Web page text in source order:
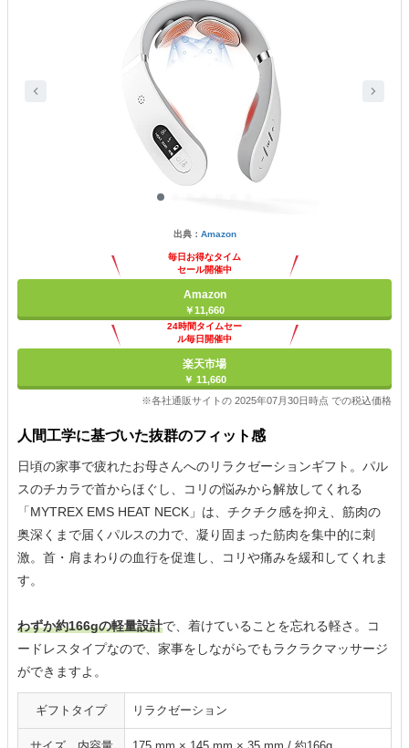
出典： Amazon
毎日お得なタイム
セール開催中
Amazon
￥11,660
24時間タイムセー
ル毎日開催中
楽天市場
￥ 11,660
※各社通販サイトの 2025年07月30日時点 での税込価格
人間工学に基づいた抜群のフィット感
日頃の家事で疲れたお母さんへのリラクゼーションギフト。パル
スのチカラで首からほぐし、コリの悩みから解放してくれる
「MYTREX EMS HEAT NECK」は、チクチク感を抑え、筋肉の
奥深くまで届くパルスの力で、凝り固まった筋肉を集中的に刺
激。首・肩まわりの血行を促進し、コリや痛みを緩和してくれま
す。
わずか約166gの軽量設計で、着けていることを忘れる軽さ。コ
ードレスタイプなので、家事をしながらでもラクラクマッサージ
ができますよ。
ギフトタイプ リラクゼーション